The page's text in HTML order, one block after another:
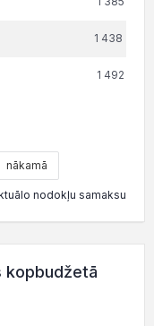
1 438
1 492
nākamā
nodokļu samaksu
kopbudžetā